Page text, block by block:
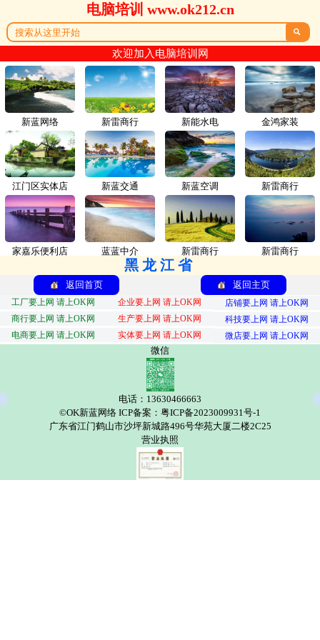
电脑培训 www.ok212.cn

欢迎加入电脑培训网
新蓝网络 新雷商行
江门区实体店 新蓝交通
家嘉乐便利店 蓝蓝中介
新能水电 金鸿家装
新蓝空调 新雷商行
新雷商行 新雷商行
黑龙江省
返回首页 返回主页
工厂要上网 请上OK网 企业要上网 请上OK网
店铺要上网 请上OK网
商行要上网 请上OK网
生产要上网 请上OK网
科技要上网 请上OK网
电商要上网 请上OK网
实体要上网 请上OK网 微店要上网 请上OK网
微信
电话：13630466663
©OK新蓝网络 ICP备案：粤ICP备2023009931号-1
广东省江门鹤山市沙坪新城路496号华苑大厦二楼2C25
营业执照